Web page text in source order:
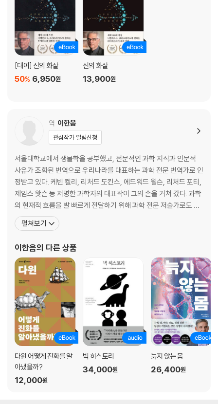
2부 사랑, 우정, 관계
5장 사랑이 이긴다: 하나뿐인 짝, 여럿인 짝
입맞춤은 보편적인 행동일까 l 일부일처제는 언제 생겼을까 l 왜 일부다처
l 유목민 투르카나족의 일부다처제 l 한 어머니와 여러 아버지 사회 l 남편
과 아버지가 없는 나족 사회 l 중매는 사랑일까
초원들쥐가 우울증에 빠진 이유는? l 단독생활 종에게서 진화한 짝결속과
일부일처제 l 인간의 짝결속은 집단생활에서 진화했다 l 암컷의 선물 선호
가 수컷을 길들였다 l 암컷의 전략, 수컷의 전략 l 행동유전학: 인간의 모든
행동 형질은 유전된다 l 유전자 실험: 문란한 종을 일부일처제 종으로 바꾸
기 l 자녀 사랑 이후에 짝 사랑이 진화했다 l 유전자가 짝을 고르는 3가지 방
법 l 짝 사랑을 넘어 모르는 사람 사랑으로
7장 무엇을 위해 사귀는가: 우정의 진화
제인 구달과 니콜라 테슬라, 동물 친구와 사랑에 빠지다 l 동물 사회와 인간
사회의 유사성이 말해주는 것 l 동물 연구의 새 장을 연 침팬지 그레이비어
인기 있는 개체의 존재 이유: 온건한 계층 구조와 리더십 l 코끼리의 우정
만들기 l 고래의 친구 사귀기 l 인간만이 특별하다는 오만에서 벗어나자 l
누가 가깝고 누가 먼지 어떻게 알아낼까 l 짝에서 친구로, 친구에서 사회로
8장 어떻게 서로 연결되는가: 관계의 진화
왜 우리는 다른 사람을 위해 목숨까지 버릴까 l 사람에게 우정이란 어떤 관
계일까 l 전 세계에서 공통으로 나타나는 우정의 특징 l 은행가 역설: 인간
에게 우정이 진화한 이유 l 우정의 유전학: 유전자가 우리를 연결한다 l 유
유상종은 과학이다 l 우정에서 사회 연결망으로 l 적의 적은 친구일까 l 사
람은 왜 내집단을 편애할까: 민족중심주의와 외국인 혐오의 진화 l 집단 간
갈등이 협력으로 바뀌는 순간 l 인간 양면성의 수수께끼: 다정함과 증오의
이중주 l 증오는 정말로 필요할까 l 서로 알고, 사랑하고, 좋아하며
[대여] 신의 화살
6,950원
50%
신의 화살
13,900원
역 이한음
관심작가 알림신청
서울대학교에서 생물학을 공부했고, 전문적인 과학 지식과 인문적
사유가 조화된 번역으로 우리나라를 대표하는 과학 전문 번역가로 인
정받고 있다. 케빈 켈리, 리처드 도킨스, 에드워드 윌슨, 리처드 포티,
제임스 왓슨 등 저명한 과학자의 대표작이 그의 손을 거쳐 갔다. 과학
의 현재적 흐름을 발 빠르게 전달하기 위해 과학 전문 저술가로도 활
동하고 있다. 저서로는 『바스커빌가의 개와 추리 좀 하는 친구들』,
『청소년을 위한 지구 온난화 논쟁』 등이 있으며, 옮긴 책으로는 『인에
리는 왜 잠을 자야 할까』, 『늦깎이
펼쳐보기
이한음의 다른 상품
다윈 어떻게 진화를 알
아냈을까?
12,000원
빅 히스토리
34,000원
늙지 않는 몸
26,400원